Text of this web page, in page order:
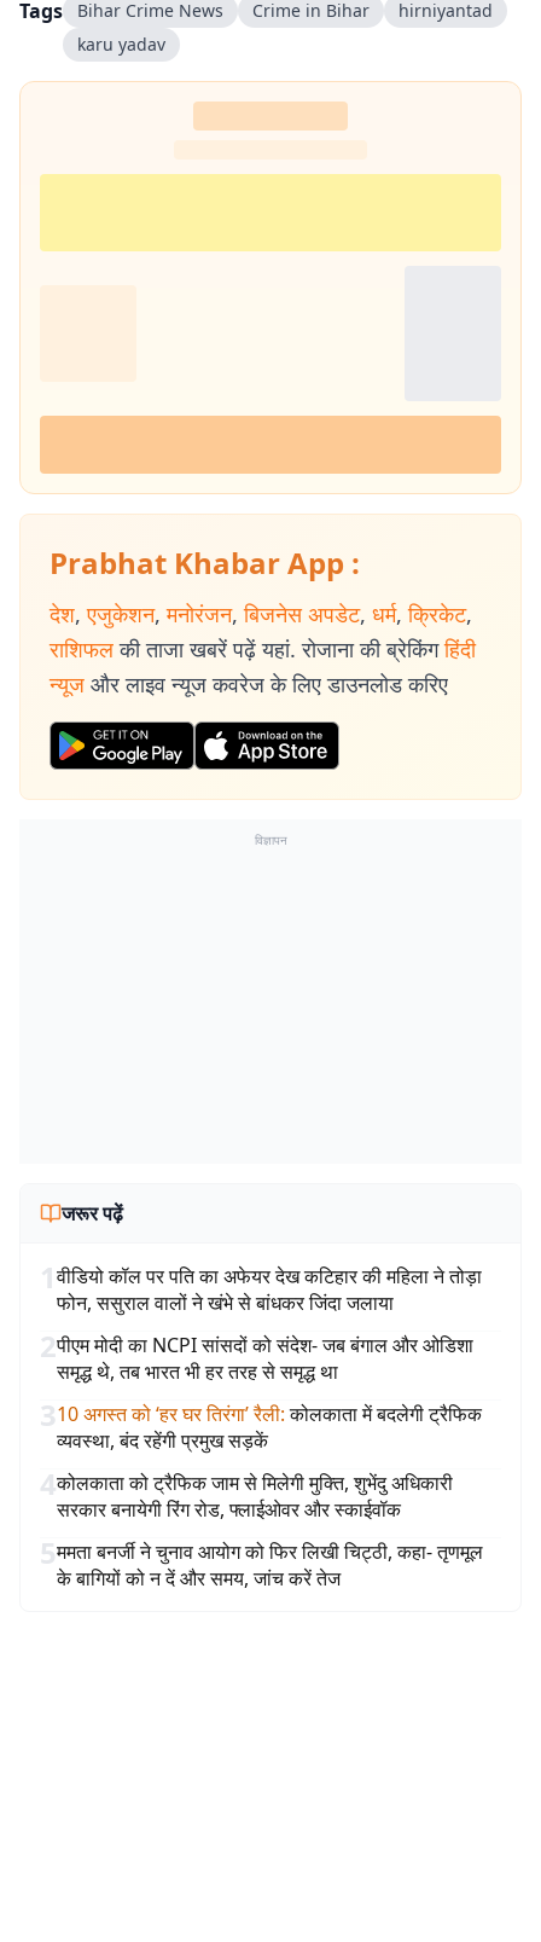
Tags Bihar Crime News Crime in Bihar
hirniyantad
karu yadav
Prabhat Khabar App :
देश, एजुकेशन, मनोरंजन, बिजनेस अपडेट, धर्म, क्रिकेट,
राशिफल की ताजा खबरें पढ़ें यहां. रोजाना की ब्रेकिंग हिंदी
न्यूज और लाइव न्यूज कवरेज के लिए डाउनलोड करिए
विज्ञापन
जरूर पढ़ें
1वीडियो कॉल पर पति का अफेयर देख कटिहार की महिला ने तोड़ा
फोन, ससुराल वालों ने खंभे से बांधकर जिंदा जलाया
2पीएम मोदी का NCPI सांसदों को संदेश- जब बंगाल और ओडिशा
समृद्ध थे, तब भारत भी हर तरह से समृद्ध था
310 अगस्त को ‘हर घर तिरंगा’ रैली: कोलकाता में बदलेगी ट्रैफिक
व्यवस्था, बंद रहेंगी प्रमुख सड़कें
4कोलकाता को ट्रैफिक जाम से मिलेगी मुक्ति, शुभेंदु अधिकारी
सरकार बनायेगी रिंग रोड, फ्लाईओवर और स्काईवॉक
5ममता बनर्जी ने चुनाव आयोग को फिर लिखी चिट्ठी, कहा- तृणमूल
के बागियों को न दें और समय, जांच करें तेज